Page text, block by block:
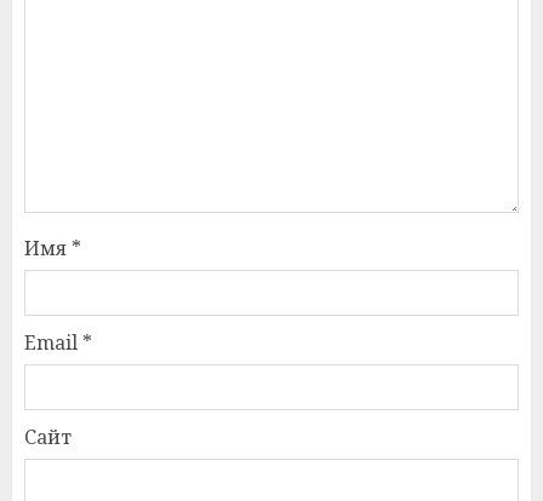
Имя *
Email *
Сайт